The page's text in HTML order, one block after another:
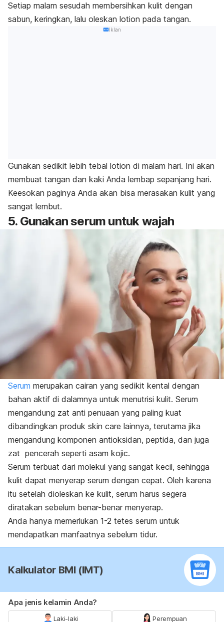
Setiap malam sesudah membersihkan kulit dengan
sabun, keringkan, lalu oleskan lotion pada tangan.
Iklan
Gunakan sedikit lebih tebal lotion di malam hari. Ini akan
membuat tangan dan kaki Anda lembap sepanjang hari.
Keesokan paginya Anda akan bisa merasakan kulit yang
sangat lembut.
5. Gunakan serum untuk wajah
Serum merupakan cairan yang sedikit kental dengan
bahan aktif di dalamnya untuk menutrisi kulit. Serum
mengandung zat anti penuaan yang paling kuat
dibandingkan produk skin care lainnya, terutama jika
mengandung komponen antioksidan, peptida, dan juga
zat pencerah seperti asam kojic.
Serum terbuat dari molekul yang sangat kecil, sehingga
kulit dapat menyerap serum dengan cepat. Oleh karena
itu setelah dioleskan ke kulit, serum harus segera
diratakan sebelum benar-benar menyerap.
Anda hanya memerlukan 1-2 tetes serum untuk
mendapatkan manfaatnya sebelum tidur.
Kalkulator BMI (IMT)
Apa jenis kelamin Anda?
Laki-laki Perempuan